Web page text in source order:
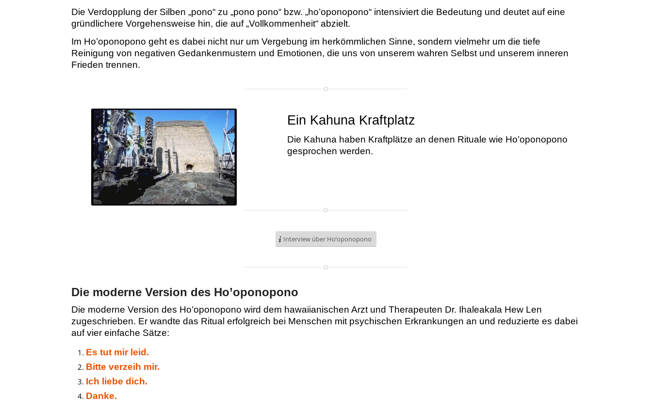
Die Verdopplung der Silben „pono“ zu „pono pono“ bzw. „ho’oponopono“ intensiviert die Bedeutung und deutet auf eine
gründlichere Vorgehensweise hin, die auf „Vollkommenheit“ abzielt.
Im Ho’oponopono geht es dabei nicht nur um Vergebung im herkömmlichen Sinne, sondern vielmehr um die tiefe
Reinigung von negativen Gedankenmustern und Emotionen, die uns von unserem wahren Selbst und unserem inneren
Frieden trennen.
Ein Kahuna Kraftplatz
Die Kahuna haben Kraftplätze an denen Rituale wie Ho’oponopono
gesprochen werden.
Interview über Ho’oponopono
Die moderne Version des Ho’oponopono
Die moderne Version des Ho’oponopono wird dem hawaiianischen Arzt und Therapeuten Dr. Ihaleakala Hew Len
zugeschrieben. Er wandte das Ritual erfolgreich bei Menschen mit psychischen Erkrankungen an und reduzierte es dabei
auf vier einfache Sätze:
Es tut mir leid.
Bitte verzeih mir.
Ich liebe dich.
Danke.